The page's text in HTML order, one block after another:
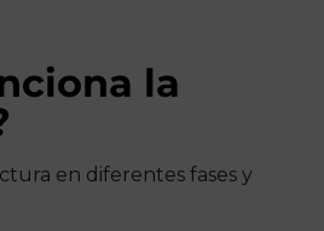
la
en diferentes fases y